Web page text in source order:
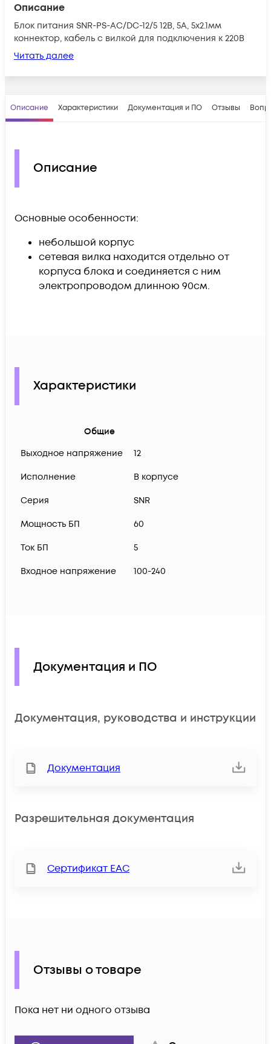
Описание
Блок питания SNR-PS-AC/DC-12/5 12В, 5А, 5x2.1мм
коннектор, кабель с вилкой для подключения к 220В
Читать далее
Описание Характеристики Документация и ПО Отзывы
Описание
Основные особенности:
небольшой корпус
сетевая вилка находится отдельно от
корпуса блока и соединяется с ним
электропроводом длинною 90см.
Характеристики
Общие
Выходное напряжение
12
Исполнение В корпусе
Серия SNR
Мощность БП 60
Ток БП 5
Входное напряжение 100-240
Документация и ПО
Документация, руководства и инструкции
Документация
Разрешительная документация
Сертификат ЕАС
Отзывы о товаре
Пока нет ни одного отзыва